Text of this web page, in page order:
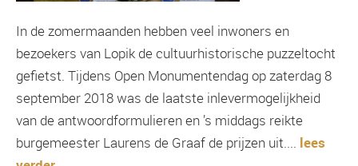
In de zomermaanden hebben veel inwoners en
bezoekers van Lopik de cultuurhistorische puzzeltocht
gefietst. Tijdens Open Monumentendag op zaterdag 8
september 2018 was de laatste inlevermogelijkheid
van de antwoordformulieren en ’s middags reikte
burgemeester Laurens de Graaf de prijzen uit.... lees